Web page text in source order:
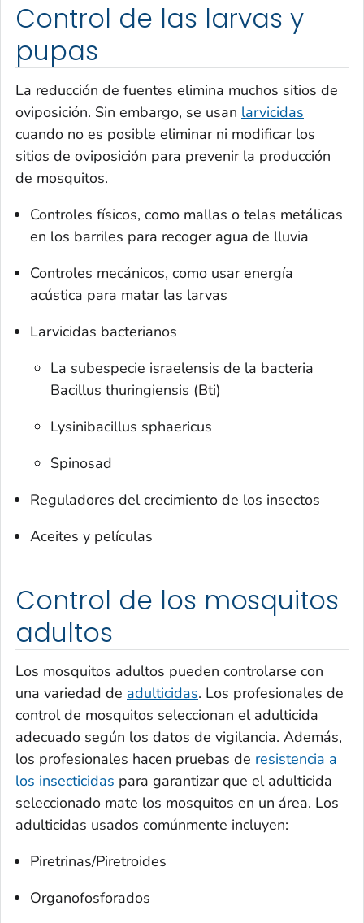
Control de las larvas y
pupas
La reducción de fuentes elimina muchos sitios de
oviposición. Sin embargo, se usan larvicidas
cuando no es posible eliminar ni modificar los
sitios de oviposición para prevenir la producción
de mosquitos.
Controles físicos, como mallas o telas metálicas
en los barriles para recoger agua de lluvia
Controles mecánicos, como usar energía
acústica para matar las larvas
Larvicidas bacterianos
La subespecie israelensis de la bacteria
Bacillus thuringiensis (Bti)
Lysinibacillus sphaericus
Spinosad
Reguladores del crecimiento de los insectos
Aceites y películas
Control de los mosquitos
adultos
Los mosquitos adultos pueden controlarse con
una variedad de adulticidas. Los profesionales de
control de mosquitos seleccionan el adulticida
adecuado según los datos de vigilancia. Además,
los profesionales hacen pruebas de resistencia a
los insecticidas para garantizar que el adulticida
seleccionado mate los mosquitos en un área. Los
adulticidas usados comúnmente incluyen:
Piretrinas/Piretroides
Organofosforados